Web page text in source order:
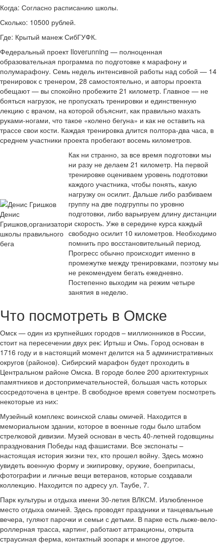
Когда: Согласно расписанию школы.
Сколько: 10500 рублей.
Где: Крытый манеж СибГУФК.
Федеральный проект Iloverunning — полноценная
образовательная программа по подготовке к марафону и
полумарафону. Семь недель интенсивной работы над собой — 14
тренировок с тренером, 28 самостоятельно, и авторы проекта
обещают — вы спокойно пробежите 21 километр. Главное — не
бояться нагрузок, не пропускать тренировки и единственную
лекцию с врачом, на которой объяснит, как правильно махать
руками-ногами, что такое «колено бегуна» и как не оставить на
трассе свои кости. Каждая тренировка длится полтора-два часа, в
среднем участники проекта пробегают восемь километров.
Денис
Гришков,организатор
школы правильного
бега
Как ни странно, за все время подготовки мы
ни разу не делаем 21 километр. На первой
тренировке оцениваем уровень подготовки
каждого участника, чтобы понять, какую
нагрузку он осилит. Дальше либо разбиваем
группу на две подгруппы по уровню
подготовки, либо варьируем длину дистанции
и скорость. Уже в середине курса каждый
свободно осилит 10 километров. Необходимо
помнить про восстановительный период.
Прогресс обычно происходит именно в
промежутке между тренировками, поэтому мы
не рекомендуем бегать ежедневно.
Постепенно выходим на режим четыре
занятия в неделю.
Что посмотреть в Омске
Омск — один из крупнейших городов – миллионников в России,
стоит на пересечении двух рек: Иртыш и Омь. Город основан в
1716 году и в настоящий момент делится на 5 административных
округов (районов). Сибирский марафон будет проходить в
Центральном районе Омска. В городе более 200 архитектурных
памятников и достопримечательностей, большая часть которых
сосредоточена в центре. В свободное время советуем посмотреть
некоторые из них:
Музейный комплекс воинской славы омичей. Находится в
мемориальном здании, которое в военные годы было штабом
стрелковой дивизии. Музей основан в честь 40-летней годовщины
празднования Победы над фашистами. Все экспонаты –
настоящая история жизни тех, кто прошел войну. Здесь можно
увидеть военную форму и экипировку, оружие, боеприпасы,
фотографии и личные вещи ветеранов, которые создавали
коллекцию. Находится по адресу ул. Таубе, 7.
Парк культуры и отдыха имени 30-летия ВЛКСМ. Излюбленное
место отдыха омичей. Здесь проводят праздники и танцевальные
вечера, гуляют парочки и семьи с детьми. В парке есть лыже-вело-
роллерная трасса, картинг, работают аттракционы, открыта
страусиная ферма, контактный зоопарк и многое другое.